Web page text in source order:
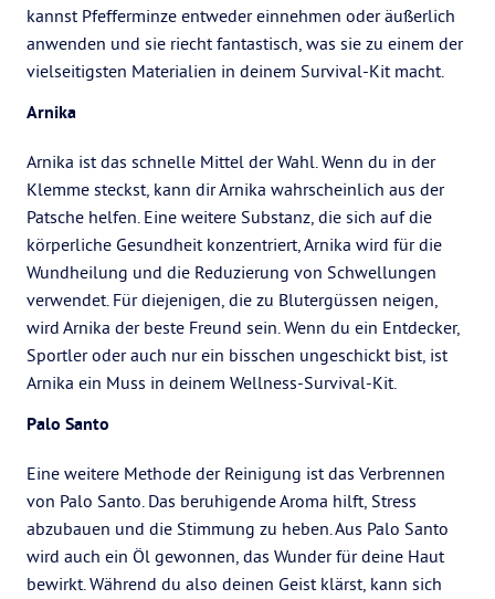
kannst Pfefferminze entweder einnehmen oder äußerlich
anwenden und sie riecht fantastisch, was sie zu einem der
vielseitigsten Materialien in deinem Survival-Kit macht.
Arnika
Arnika ist das schnelle Mittel der Wahl. Wenn du in der
Klemme steckst, kann dir Arnika wahrscheinlich aus der
Patsche helfen. Eine weitere Substanz, die sich auf die
körperliche Gesundheit konzentriert, Arnika wird für die
Wundheilung und die Reduzierung von Schwellungen
verwendet. Für diejenigen, die zu Blutergüssen neigen,
wird Arnika der beste Freund sein. Wenn du ein Entdecker,
Sportler oder auch nur ein bisschen ungeschickt bist, ist
Arnika ein Muss in deinem Wellness-Survival-Kit.
Palo Santo
Eine weitere Methode der Reinigung ist das Verbrennen
von Palo Santo. Das beruhigende Aroma hilft, Stress
abzubauen und die Stimmung zu heben. Aus Palo Santo
wird auch ein Öl gewonnen, das Wunder für deine Haut
bewirkt. Während du also deinen Geist klärst, kann sich